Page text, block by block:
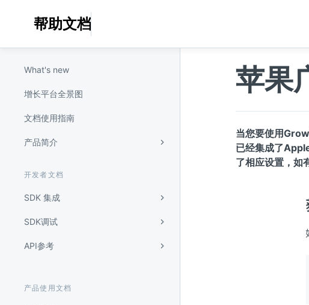
帮助文档
What's new
增长平台全景图
文档使用指南
产品简介
开发者文档
SDK 集成
SDK调试
API参考
产品使用文档
苹果
当您要使用
已经集成了
了相应设置，如